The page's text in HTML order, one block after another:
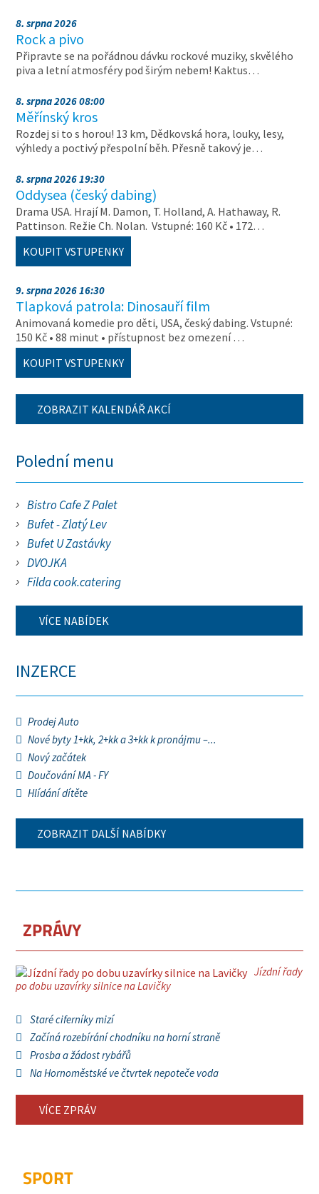
8. srpna 2026
Rock a pivo
Připravte se na pořádnou dávku rockové muziky, skvělého
piva a letní atmosféry pod širým nebem! Kaktus…
8. srpna 2026 08:00
Měřínský kros
Rozdej si to s horou! 13 km, Dědkovská hora, louky, lesy,
výhledy a poctivý přespolní běh. Přesně takový je…
8. srpna 2026 19:30
Oddysea (český dabing)
Drama USA. Hrají M. Damon, T. Holland, A. Hathaway, R.
Pattinson. Režie Ch. Nolan. Vstupné: 160 Kč • 172…
KOUPIT VSTUPENKY
9. srpna 2026 16:30
Tlapková patrola: Dinosauří film
Animovaná komedie pro děti, USA, český dabing. Vstupné:
150 Kč • 88 minut • přístupnost bez omezení …
KOUPIT VSTUPENKY
ZOBRAZIT KALENDÁŘ AKCÍ
Polední menu
Bistro Cafe Z Palet
Bufet - Zlatý Lev
Bufet U Zastávky
DVOJKA
Filda cook.catering
VÍCE NABÍDEK
INZERCE
Prodej Auto
Nové byty 1+kk, 2+kk a 3+kk k pronájmu –...
Nový začátek
Doučování MA - FY
Hlídání dítěte
ZOBRAZIT DALŠÍ NABÍDKY
ZPRÁVY
Jízdní řady
po dobu uzavírky silnice na Lavičky
Staré ciferníky mizí
Začíná rozebírání chodníku na horní straně
Prosba a žádost rybářů
Na Hornoměstské ve čtvrtek nepoteče voda
VÍCE ZPRÁV
SPORT